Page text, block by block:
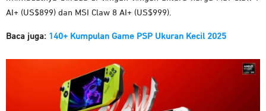
AI+ (US$899) dan MSI Claw 8 AI+ (US$999).
Baca juga: 140+ Kumpulan Game PSP Ukuran Kecil 2025